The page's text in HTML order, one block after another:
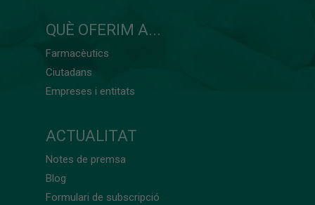
QUÈ OFERIM A...
Farmacèutics
Ciutadans
Empreses i entitats
ACTUALITAT
Notes de premsa
Blog
Formulari de subscripció